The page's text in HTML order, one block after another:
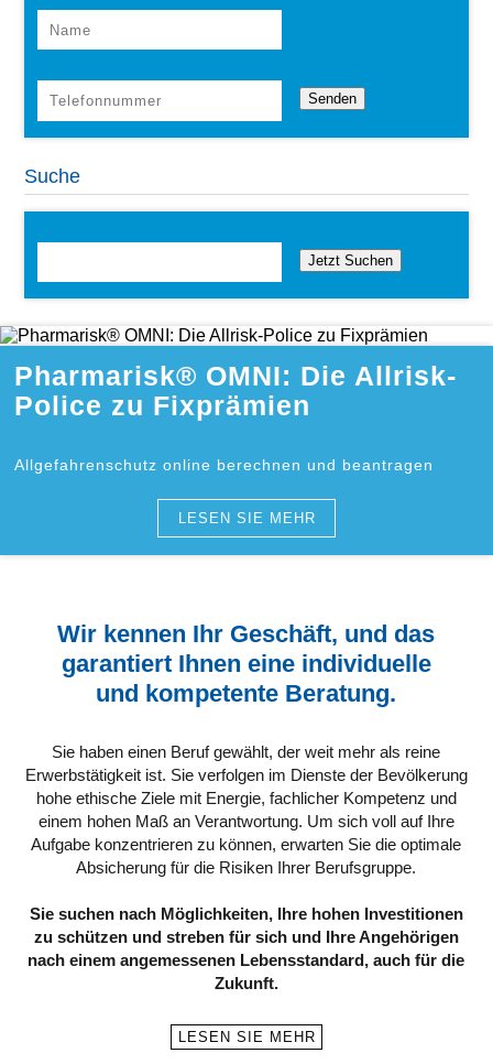
Suche
Jetzt Suchen
Pharmarisk® OMNI: Die Allrisk-
Police zu Fixprämien
Allgefahrenschutz online berechnen und beantragen
LESEN SIE MEHR
Wir kennen Ihr Geschäft, und das
garantiert Ihnen eine individuelle
und kompetente Beratung.
Sie haben einen Beruf gewählt, der weit mehr als reine
Erwerbstätigkeit ist. Sie verfolgen im Dienste der Bevölkerung
hohe ethische Ziele mit Energie, fachlicher Kompetenz und
einem hohen Maß an Verantwortung. Um sich voll auf Ihre
Aufgabe konzentrieren zu können, erwarten Sie die optimale
Absicherung für die Risiken Ihrer Berufsgruppe.
Sie suchen nach Möglichkeiten, Ihre hohen Investitionen
zu schützen und streben für sich und Ihre Angehörigen
nach einem angemessenen Lebensstandard, auch für die
Zukunft.
LESEN SIE MEHR